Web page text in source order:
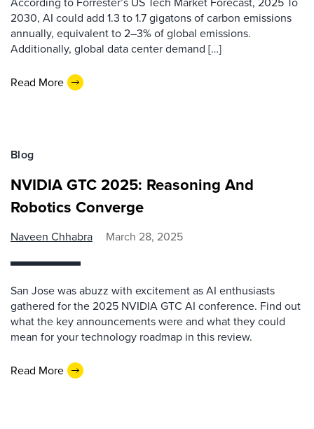
2030, AI could add 1.3 to 1.7 gigatons of carbon emissions
annually, equivalent to 2–3% of global emissions.
Additionally, global data center demand […]
Read More
Blog
NVIDIA GTC 2025: Reasoning And
Robotics Converge
Naveen Chhabra March 28, 2025
San Jose was abuzz with excitement as AI enthusiasts
gathered for the 2025 NVIDIA GTC AI conference. Find out
what the key announcements were and what they could
mean for your technology roadmap in this review.
Read More